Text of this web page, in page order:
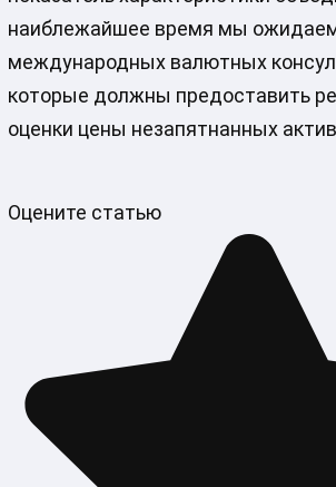
наиблежайшее время мы
международных валютных
которые должны предоставить
оценки цены незапятнанных
Оцените статью